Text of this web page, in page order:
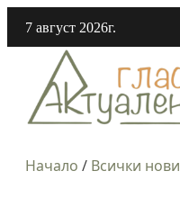
7 август 2026г.
Начало / Всички